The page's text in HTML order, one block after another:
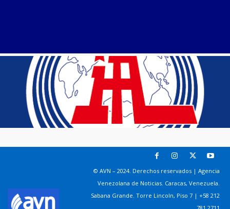
© AVN – 2024. Derechos reservados | Agencia
Venezolana de Noticias. Caracas, Venezuela.
Sabana Grande. Torre Lincoln, Piso 7 | +58 212